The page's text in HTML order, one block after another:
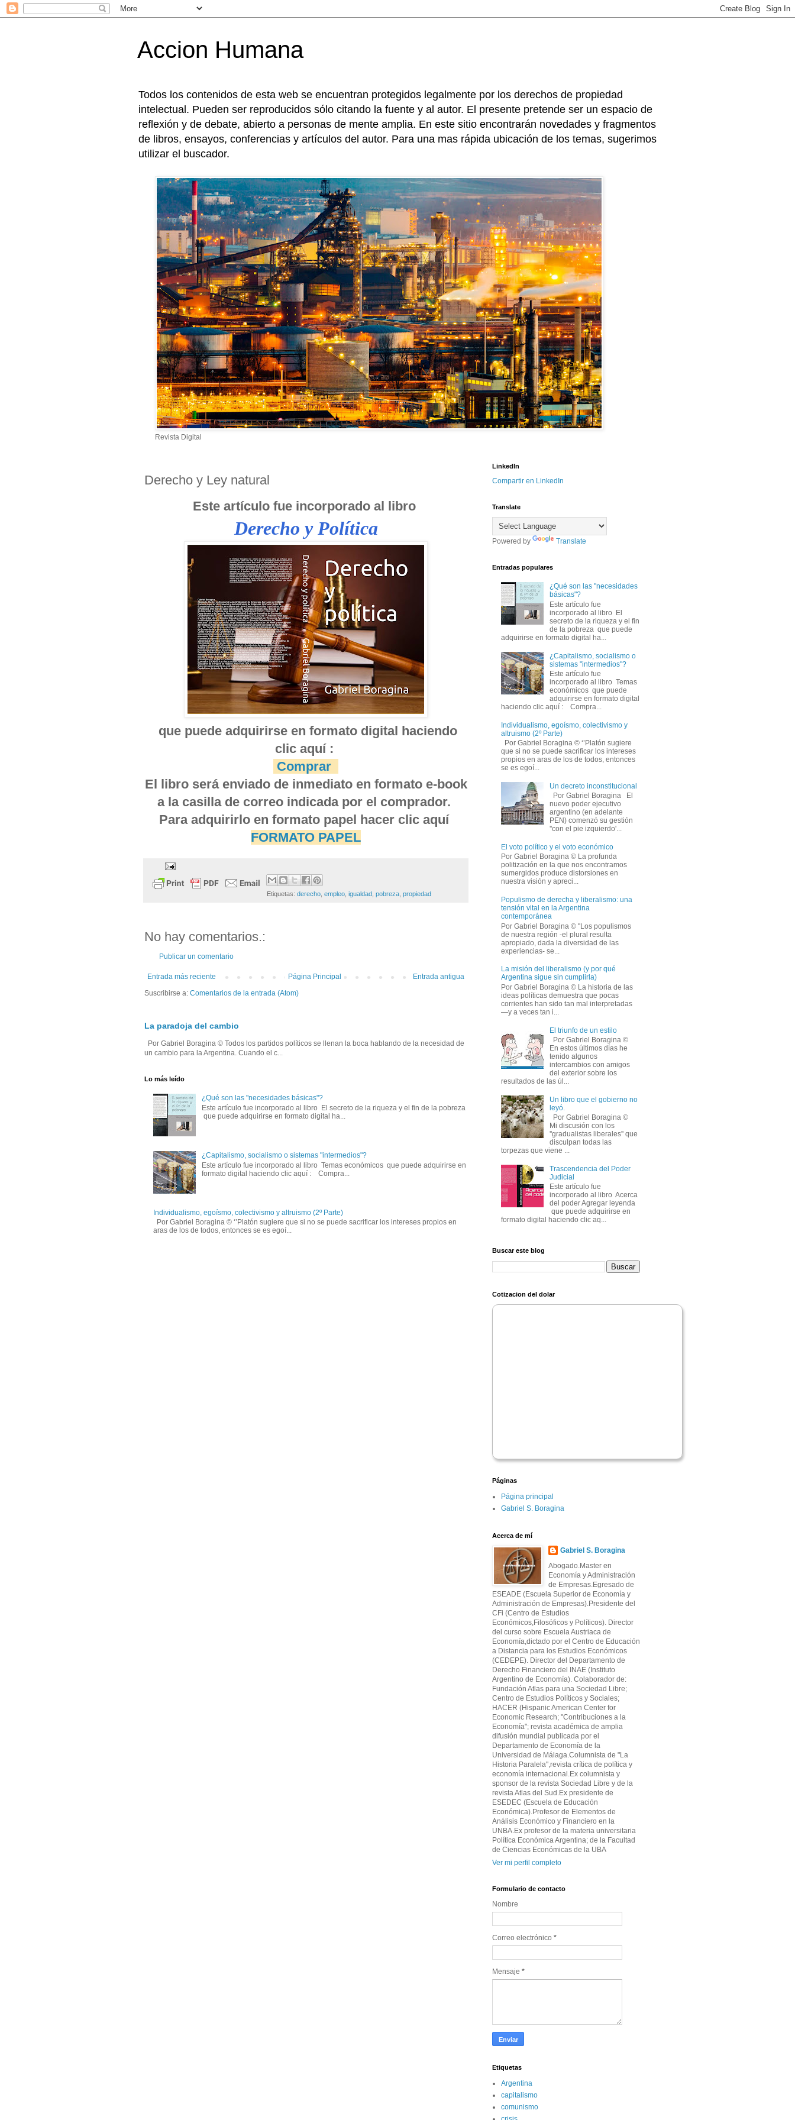
Accion Humana
Todos los contenidos de esta web se encuentran protegidos legalmente por los derechos de propiedad
intelectual. Pueden ser reproducidos sólo citando la fuente y al autor. El presente pretende ser un espacio de
reflexión y de debate, abierto a personas de mente amplia. En este sitio encontrarán novedades y fragmentos
de libros, ensayos, conferencias y artículos del autor. Para una mas rápida ubicación de los temas, sugerimos
utilizar el buscador.
Revista Digital
Derecho y Ley natural
Este artículo fue incorporado al libro
Derecho y Política
que puede adquirirse en formato digital haciendo
clic aquí :
Comprar
El libro será enviado de inmediato en formato e-book
a la casilla de correo indicada por el comprador.
Para adquirirlo en formato papel hacer clic aquí
FORMATO PAPEL
Etiquetas: derecho ,empleo ,igualdad ,pobreza ,propiedad
No hay comentarios.:
Publicar un comentario
Entrada más reciente Entrada antigua
Página Principal
Suscribirse a: Comentarios de la entrada (Atom)
La paradoja del cambio
Por Gabriel Boragina © Todos los partidos políticos se llenan la boca hablando de la necesidad de
un cambio para la Argentina. Cuando el c...
Lo más leído
¿Qué son las "necesidades básicas"?
Este artículo fue incorporado al libro El secreto de la riqueza y el fin de la pobreza
que puede adquirirse en formato digital ha...
¿Capitalismo, socialismo o sistemas "intermedios"?
Este artículo fue incorporado al libro Temas económicos que puede adquirirse en
formato digital haciendo clic aquí : Compra...
Individualismo, egoísmo, colectivismo y altruismo (2º Parte)
Por Gabriel Boragina © ‘’Platón sugiere que si no se puede sacrificar los intereses propios en
aras de los de todos, entonces se es egoí...
LinkedIn
Compartir en LinkedIn
Translate
Powered by Translate
Entradas populares
¿Qué son las "necesidades
básicas"?
Este artículo fue
incorporado al libro El
secreto de la riqueza y el fin
de la pobreza que puede
adquirirse en formato digital ha...
¿Capitalismo, socialismo o
sistemas "intermedios"?
Este artículo fue
incorporado al libro Temas
económicos que puede
adquirirse en formato digital
haciendo clic aquí : Compra...
Individualismo, egoísmo, colectivismo y
altruismo (2º Parte)
Por Gabriel Boragina © ‘’Platón sugiere
que si no se puede sacrificar los intereses
propios en aras de los de todos, entonces
se es egoí...
Un decreto inconstitucional
Por Gabriel Boragina El
nuevo poder ejecutivo
argentino (en adelante
PEN) comenzó su gestión
''con el pie izquierdo'...
El voto político y el voto económico
Por Gabriel Boragina © La profunda
politización en la que nos encontramos
sumergidos produce distorsiones en
nuestra visión y apreci...
Populismo de derecha y liberalismo: una
tensión vital en la Argentina
contemporánea
Por Gabriel Boragina © ''Los populismos
de nuestra región -el plural resulta
apropiado, dada la diversidad de las
experiencias- se...
La misión del liberalismo (y por qué
Argentina sigue sin cumplirla)
Por Gabriel Boragina © La historia de las
ideas políticas demuestra que pocas
corrientes han sido tan mal interpretadas
—y a veces tan i...
El triunfo de un estilo
Por Gabriel Boragina ©
En estos últimos días he
tenido algunos
intercambios con amigos
del exterior sobre los
resultados de las úl...
Un libro que el gobierno no
leyó.
Por Gabriel Boragina ©
Mi discusión con los
''gradualistas liberales'' que
disculpan todas las
torpezas que viene ...
Trascendencia del Poder
Judicial
Este artículo fue
incorporado al libro Acerca
del poder Agregar leyenda
que puede adquirirse en
formato digital haciendo clic aq...
Buscar este blog
Cotizacion del dolar
Páginas
Página principal
Gabriel S. Boragina
Acerca de mí
Gabriel S. Boragina
Abogado.Master en
Economía y Administración
de Empresas.Egresado de
ESEADE (Escuela Superior de Economía y
Administración de Empresas).Presidente del
CFi (Centro de Estudios
Económicos,Filosóficos y Políticos). Director
del curso sobre Escuela Austriaca de
Economía,dictado por el Centro de Educación
a Distancia para los Estudios Económicos
(CEDEPE). Director del Departamento de
Derecho Financiero del INAE (Instituto
Argentino de Economía). Colaborador de:
Fundación Atlas para una Sociedad Libre;
Centro de Estudios Políticos y Sociales;
HACER (Hispanic American Center for
Economic Research; "Contribuciones a la
Economía"; revista académica de amplia
difusión mundial publicada por el
Departamento de Economía de la
Universidad de Málaga.Columnista de "La
Historia Paralela",revista crítica de política y
economía internacional.Ex columnista y
sponsor de la revista Sociedad Libre y de la
revista Atlas del Sud.Ex presidente de
ESEDEC (Escuela de Educación
Económica).Profesor de Elementos de
Análisis Económico y Financiero en la
UNBA.Ex profesor de la materia universitaria
Política Económica Argentina; de la Facultad
de Ciencias Económicas de la UBA
Ver mi perfil completo
Formulario de contacto
Nombre
Correo electrónico *
Mensaje *
Etiquetas
Argentina
capitalismo
comunismo